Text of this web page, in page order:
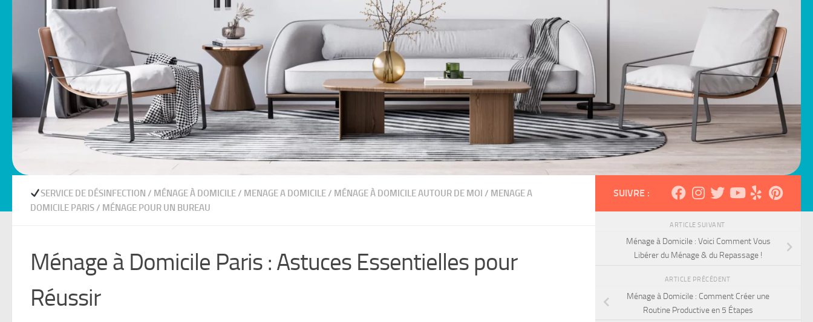
SERVICE DE DÉSINFECTION / MÉNAGE À DOMICILE/ MENAGE A DOMICILE/ MÉNAGE À DOMICILE AUTOUR DE MOI / MENAGE A
DOMICILE PARIS/ MÉNAGE POUR UN BUREAU
Ménage à Domicile Paris : Astuces Essentielles pour
Réussir
SUIVRE :
ARTICLE SUIVANT
Ménage à Domicile : Voici Comment Vous
Libérer du Ménage & du Repassage !
ARTICLE PRÉCÉDENT
Ménage à Domicile : Comment Créer une
Routine Productive en 5 Étapes